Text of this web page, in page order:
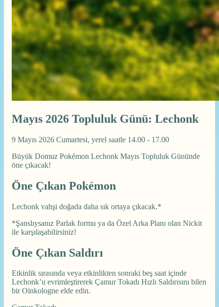
Mayıs 2026 Topluluk Günü: Lechonk
9 Mayıs 2026 Cumartesi, yerel saatle 14.00 - 17.00
Büyük Domuz Pokémon Lechonk Mayıs Topluluk Gününde
öne çıkacak!
Öne Çıkan Pokémon
Lechonk vahşi doğada daha sık ortaya çıkacak.*
*Şanslıysanız Parlak formu ya da Özel Arka Planı olan Nickit
ile karşılaşabilirsiniz!
Öne Çıkan Saldırı
Etkinlik sırasında veya etkinlikten sonraki beş saat içinde
Lechonk’u evrimleştirerek Çamur Tokadı Hızlı Saldırısını bilen
bir Oinkologne elde edin.